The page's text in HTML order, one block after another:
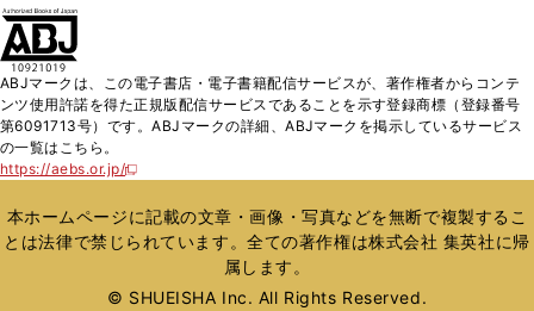
く
ド
ウ
で
ィ
ン
ド
開
く
ABJマークは、この電子書店・電子書籍配信サービスが、著作権者からコンテ
ンツ使用許諾を得た正規版配信サービスであることを示す登録商標（登録番号
第6091713号）です。ABJマークの詳細、ABJマークを掲示しているサービス
の一覧はこちら。
https://aebs.or.jp/
新
い
ウ
ィ
ウ
本ホームページに記載の文章・画像・写真などを無断で複製するこ
とは法律で禁じられています。全ての著作権は株式会社 集英社に帰
属します。
© SHUEISHA Inc. All Rights Reserved.